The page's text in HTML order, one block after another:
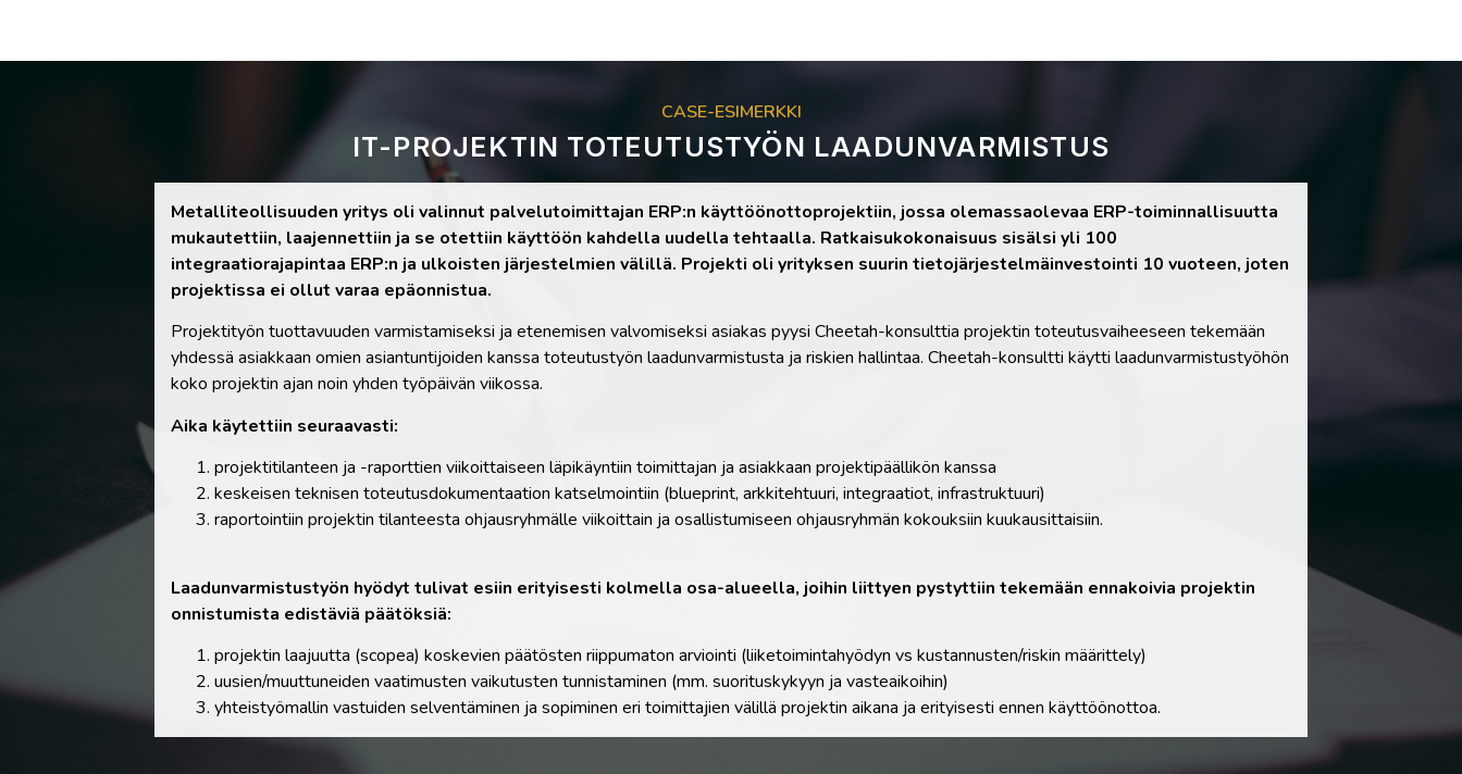
CASE-ESIMERKKI
IT-PROJEKTIN TOTEUTUSTYÖN LAADUNVARMISTUS
Metalliteollisuuden yritys oli valinnut palvelutoimittajan ERP:n käyttöönottoprojektiin, jossa olemassaolevaa ERP-toiminnallisuutta
mukautettiin, laajennettiin ja se otettiin käyttöön kahdella uudella tehtaalla. Ratkaisukokonaisuus sisälsi yli 100
integraatiorajapintaa ERP:n ja ulkoisten järjestelmien välillä. Projekti oli yrityksen suurin tietojärjestelmäinvestointi 10 vuoteen, joten
projektissa ei ollut varaa epäonnistua.
Projektityön tuottavuuden varmistamiseksi ja etenemisen valvomiseksi asiakas pyysi Cheetah-konsulttia projektin toteutusvaiheeseen tekemään
yhdessä asiakkaan omien asiantuntijoiden kanssa toteutustyön laadunvarmistusta ja riskien hallintaa. Cheetah-konsultti käytti laadunvarmistustyöhön
koko projektin ajan noin yhden työpäivän viikossa.
Aika käytettiin seuraavasti:
projektitilanteen ja -raporttien viikoittaiseen läpikäyntiin toimittajan ja asiakkaan projektipäällikön kanssa
keskeisen teknisen toteutusdokumentaation katselmointiin (blueprint, arkkitehtuuri, integraatiot, infrastruktuuri)
raportointiin projektin tilanteesta ohjausryhmälle viikoittain ja osallistumiseen ohjausryhmän kokouksiin kuukausittaisiin.
Laadunvarmistustyön hyödyt tulivat esiin erityisesti kolmella osa-alueella, joihin liittyen pystyttiin tekemään ennakoivia projektin
onnistumista edistäviä päätöksiä:
projektin laajuutta (scopea) koskevien päätösten riippumaton arviointi (liiketoimintahyödyn vs kustannusten/riskin määrittely)
uusien/muuttuneiden vaatimusten vaikutusten tunnistaminen (mm. suorituskykyyn ja vasteaikoihin)
yhteistyömallin vastuiden selventäminen ja sopiminen eri toimittajien välillä projektin aikana ja erityisesti ennen käyttöönottoa.